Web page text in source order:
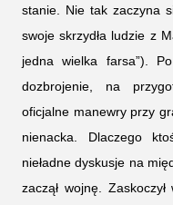
stanie. Nie tak zaczyna
swoje skrzydła ludzie z
jedna wielka farsa”).
dozbrojenie, na
oficjalne manewry przy
nienacka. Dlaczego
nieładne dyskusje na
zaczął wojnę.